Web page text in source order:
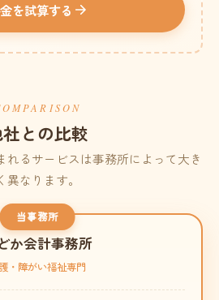
を試算する
との比較
れるサービスは事務所によって大き
異なります。
当事務所
か会計事務所
・障がい福祉専門